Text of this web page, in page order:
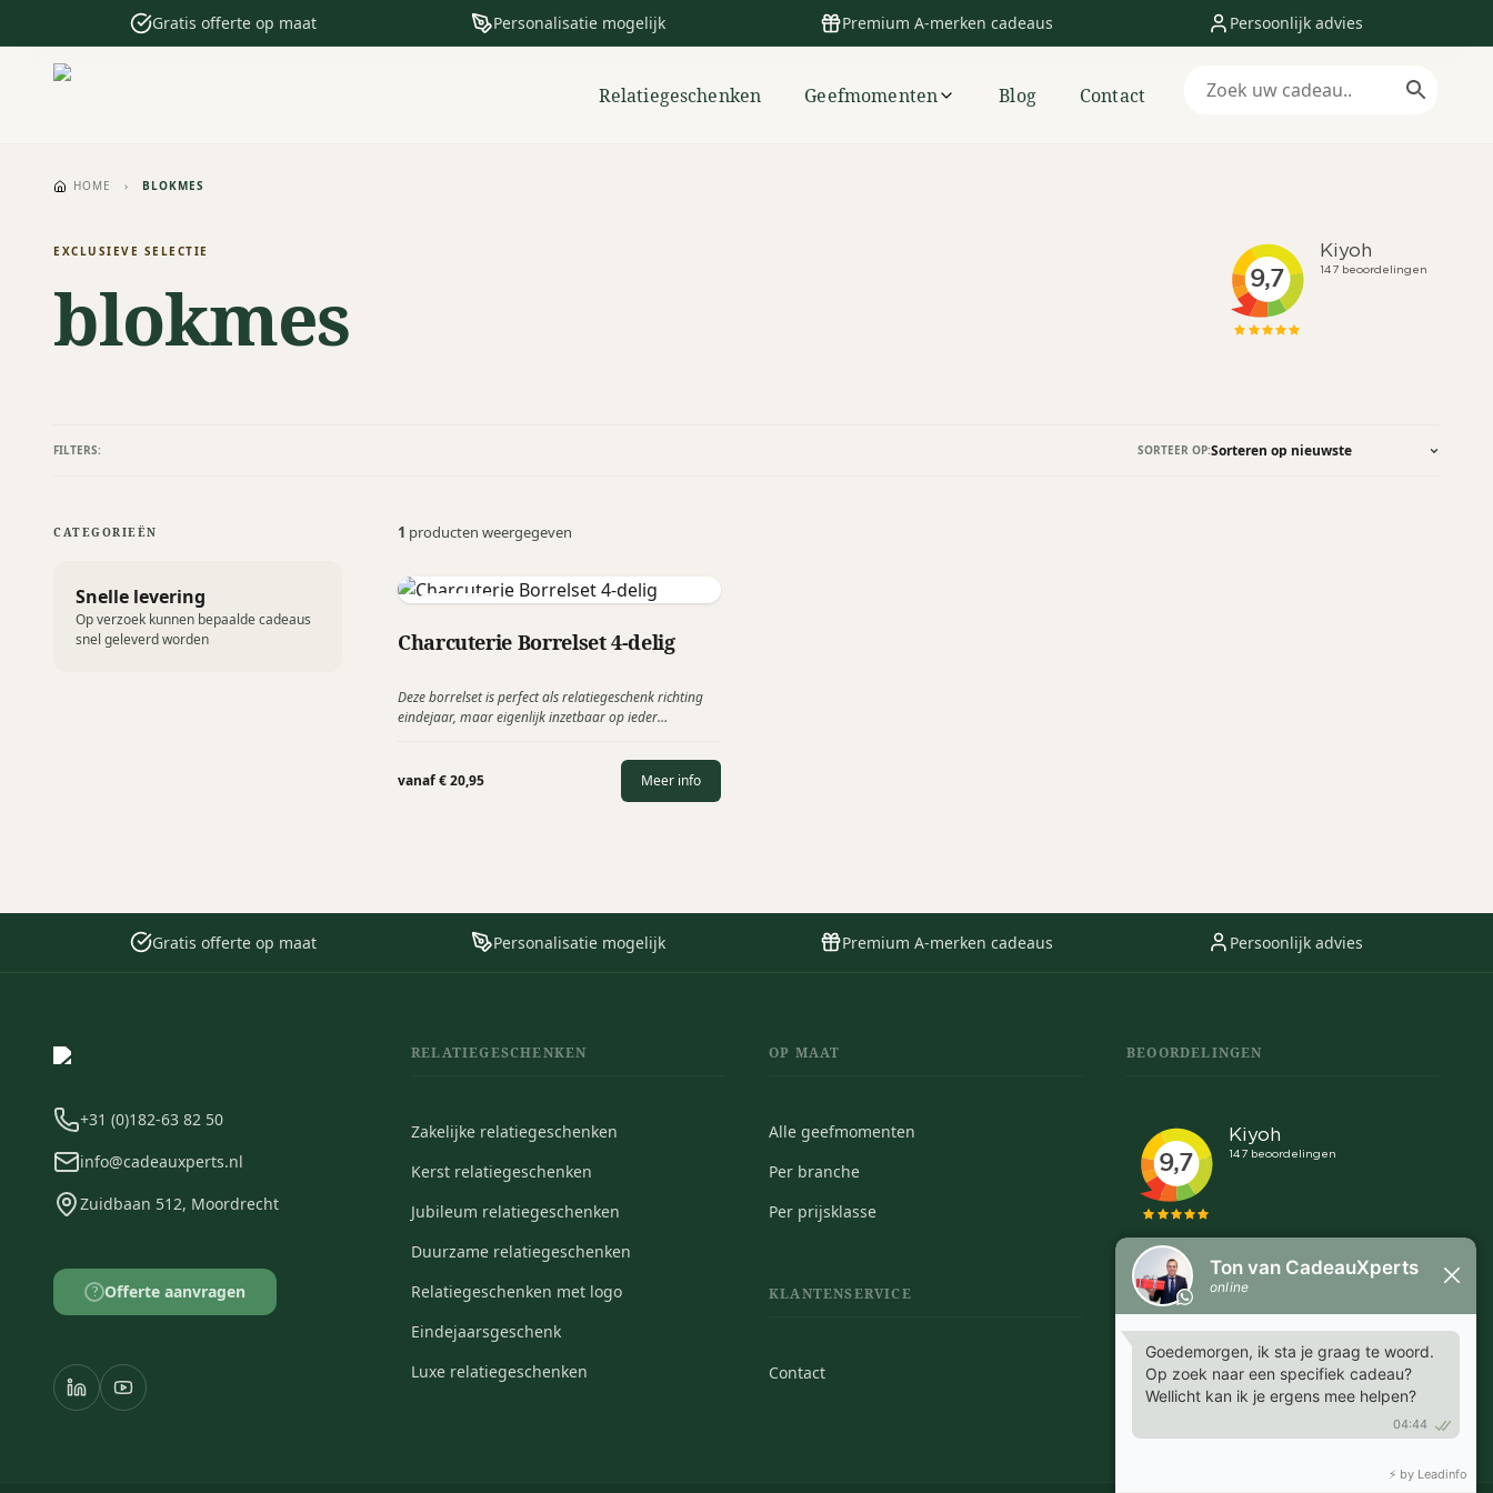
Gratis offerte op maat Personalisatie mogelijk Premium A-merken cadeaus Persoonlijk advies
Relatiegeschenken Geefmomenten Blog Contact
HOME › BLOKMES
EXCLUSIEVE SELECTIE
blokmes
FILTERS: SORTEER OP:
CATEGORIEËN
Snelle levering
Op verzoek kunnen bepaalde cadeaus
snel geleverd worden
1 producten weergegeven
Homey's
Charcuterie Borrelset 4-delig
Deze borrelset is perfect als relatiegeschenk richting
eindejaar, maar eigenlijk inzetbaar op ieder
De Homey's Charcuterie giftset is een 4-delige set
bestaande uit een patésteker, gekarteld worstmes,
vanaf € 20,95 Meer info
Gratis offerte op maat Personalisatie mogelijk Premium A-merken cadeaus Persoonlijk advies
+31 (0)182-63 82 50
info@cadeauxperts.nl
Zuidbaan 512, Moordrecht
? Offerte aanvragen
RELATIEGESCHENKEN
Zakelijke relatiegeschenken
Kerst relatiegeschenken
Jubileum relatiegeschenken
Duurzame relatiegeschenken
Relatiegeschenken met logo
Eindejaarsgeschenk
Luxe relatiegeschenken
OP MAAT
Alle geefmomenten
Per branche
Per prijsklasse
KLANTENSERVICE
Contact
BEOORDELINGEN
Snel en makkelijk
"Communicatie was snel en helder, goed afspraken
te maken over leveringen en proefdrukken."
MARGRIET - EMMEN